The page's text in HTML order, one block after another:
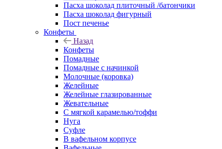
Пасха шоколад плиточный /батончики
Пасха шоколад фигурный
Пост печенье
Конфеты
Назад
Конфеты
Помадные
Помадные с начинкой
Молочные (коровка)
Желейные
Желейные глазированные
Жевательные
С мягкой карамелью/тоффи
Нуга
Суфле
В вафельном корпусе